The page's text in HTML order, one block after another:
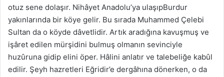
otuz sene dolaşır. Nihâyet Anadolu’ya ulaşıpBurdur
yakınlarında bir köye gelir. Bu sırada Muhammed Çelebi
Sultan da o köyde dâvetlidir. Artık aradığına kavuşmuş ve
işâret edilen mürşidini bulmuş olmanın sevinciyle
huzûruna gidip elini öper. Hâlini anlatır ve talebeliğe kabûl
edilir. Şeyh hazretleri Eğridir’e dergâhına dönerken, o da